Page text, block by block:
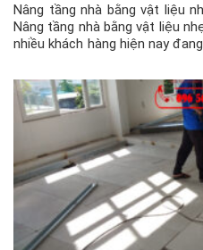
Nâng tầng nhà bằng vật liệu
Nâng tầng nhà bằng vật liệu
nhiều khách hàng hiện nay
và […]